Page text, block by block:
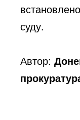
суду.
Автор: